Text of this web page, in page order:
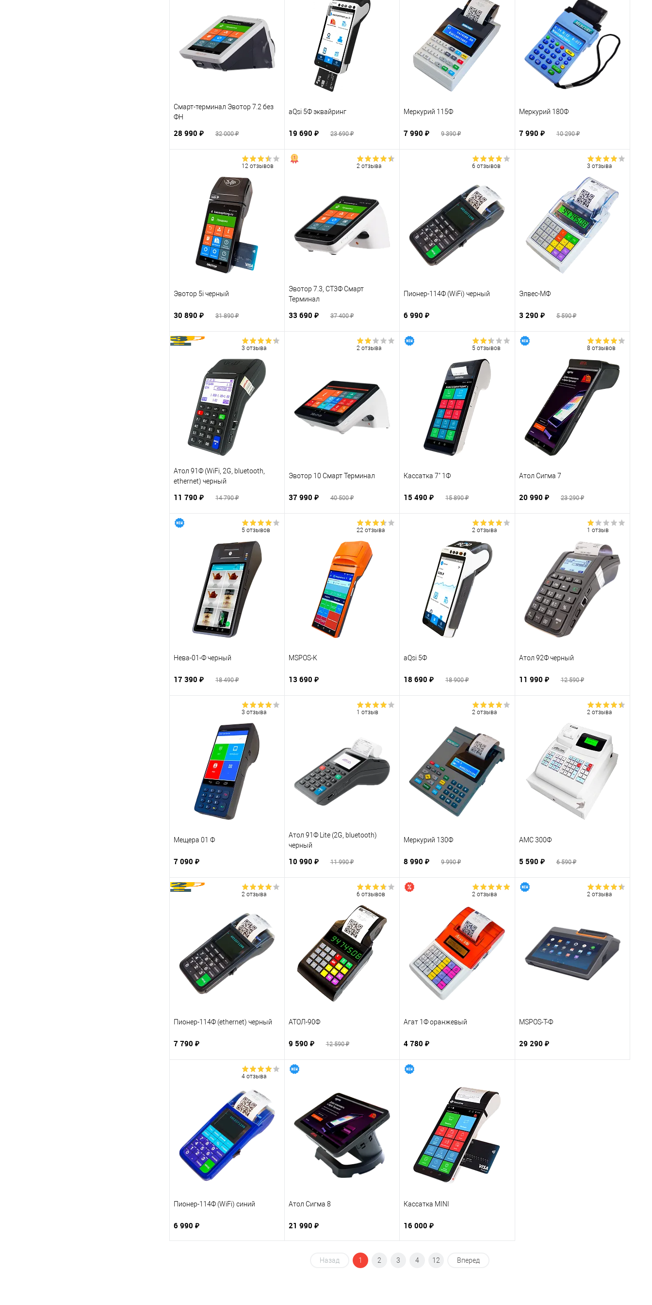
Смарт-терминал Эвотор 7.2 без
ФН
28 990 ₽ 32 000 ₽
aQsi 5Ф эквайринг
19 690 ₽ 23 690 ₽
Меркурий 115Ф
7 990 ₽ 9 390 ₽
Меркурий 180Ф
7 990 ₽ 10 290 ₽
12 отзывов
Эвотор 5i черный
30 890 ₽ 31 890 ₽
2 отзыва
Эвотор 7.3, СТ3Ф Смарт
Терминал
33 690 ₽ 37 400 ₽
6 отзывов
Пионер-114Ф (WiFi) черный
6 990 ₽
3 отзыва
Элвес-МФ
3 290 ₽ 5 590 ₽
3 отзыва
Атол 91Ф (WiFi, 2G, bluetooth,
ethernet) черный
11 790 ₽ 14 790 ₽
2 отзыва
Эвотор 10 Смарт Терминал
37 990 ₽ 40 500 ₽
5 отзывов
Кассатка 7" 1Ф
15 490 ₽ 15 890 ₽
8 отзывов
Атол Сигма 7
20 990 ₽ 23 290 ₽
5 отзывов
Нева-01-Ф черный
17 390 ₽ 18 490 ₽
22 отзыва
MSPOS-K
13 690 ₽
2 отзыва
aQsi 5Ф
18 690 ₽ 18 900 ₽
1 отзыв
Атол 92Ф черный
11 990 ₽ 12 590 ₽
3 отзыва
Мещера 01 Ф
7 090 ₽
1 отзыв
Атол 91Ф Lite (2G, bluetooth)
черный
10 990 ₽ 11 990 ₽
2 отзыва
Меркурий 130Ф
8 990 ₽ 9 990 ₽
2 отзыва
АМС 300Ф
5 590 ₽ 6 590 ₽
2 отзыва
Пионер-114Ф (ethernet) черный
7 790 ₽
6 отзывов
АТОЛ-90Ф
9 590 ₽ 12 590 ₽
2 отзыва
Агат 1Ф оранжевый
4 780 ₽
2 отзыва
MSPOS-T-Ф
29 290 ₽
4 отзыва
Пионер-114Ф (WiFi) синий
6 990 ₽
Атол Сигма 8
21 990 ₽
Кассатка MINI
16 000 ₽
Назад 1 2 3 4 12 Вперед